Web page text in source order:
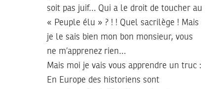
soit pas juif… Qui a le droit de toucher au
« Peuple élu » ? ! ! Quel sacrilège ! Mais
je le sais bien mon bon monsieur, vous
ne m’apprenez rien…
Mais moi je vais vous apprendre un truc :
En Europe des historiens sont